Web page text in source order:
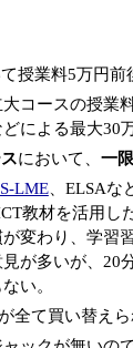
授業料5万円前
コースの授業
による最大30
において、 一限
S-LME、ELSAな
教材を活用
変わり、学習
が多いが、20
い。
が全て買い替えら